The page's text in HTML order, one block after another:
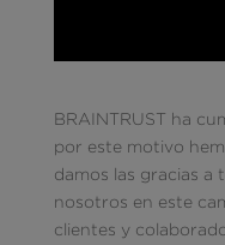
BRAINTRUST ha
por este motivo
damos las gracias a
nosotros en este
clientes y